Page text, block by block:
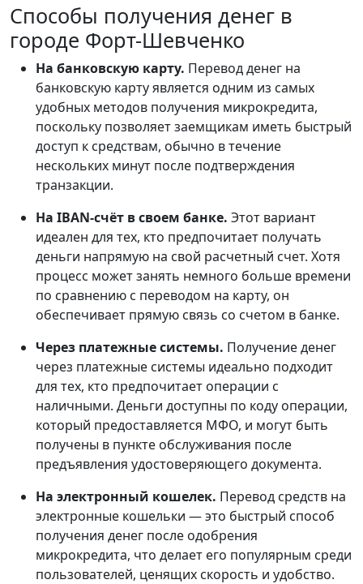
Способы получения денег в
городе Форт-Шевченко
На банковскую карту. Перевод денег на
банковскую карту является одним из самых
удобных методов получения микрокредита,
поскольку позволяет заемщикам иметь быстрый
доступ к средствам, обычно в течение
нескольких минут после подтверждения
транзакции.
На IBAN-счёт в своем банке. Этот вариант
идеален для тех, кто предпочитает получать
деньги напрямую на свой расчетный счет. Хотя
процесс может занять немного больше времени
по сравнению с переводом на карту, он
обеспечивает прямую связь со счетом в банке.
Через платежные системы. Получение денег
через платежные системы идеально подходит
для тех, кто предпочитает операции с
наличными. Деньги доступны по коду операции,
который предоставляется МФО, и могут быть
получены в пункте обслуживания после
предъявления удостоверяющего документа.
На электронный кошелек. Перевод средств на
электронные кошельки — это быстрый способ
получения денег после одобрения
микрокредита, что делает его популярным среди
пользователей, ценящих скорость и удобство.